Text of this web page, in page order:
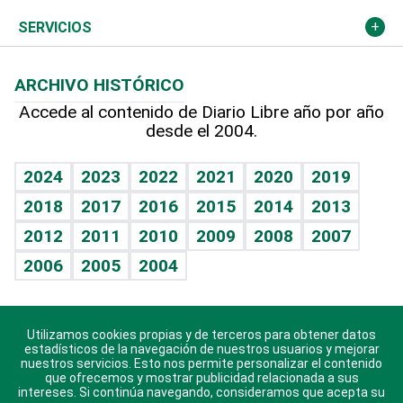
Resto del mundo
Economía personal
Podcast Arte Libre
Hablando con el pediatra
Vida y familia
Eñe
Celebrando la vida
Sin complejos
En pocas palabras
Escuchando al corazón
Economía Personal
Más deportes
Línea de hit
BRV
TBT Deportivo
El Espía
Más firmas
Cambio climático
Opinión
Hecho en casa
Guía del dinero
SERVICIOS
Cumpleaños
Horóscopos
Juegos
ARCHIVO HISTÓRICO
Accede al contenido de Diario Libre año por año
desde el 2004.
2024 2023 2022 2021 2020
2019
2018
2017 2016 2015 2014
2013
2012
2011 2010 2009 2008
2007
2006
2005 2004
Descarga nuestras aplicaciones para Android, iOS y
sistema Huawei.
Utilizamos cookies propias y de terceros para obtener datos
estadísticos de la navegación de nuestros usuarios y mejorar
nuestros servicios. Esto nos permite personalizar el contenido
que ofrecemos y mostrar publicidad relacionada a sus
intereses. Si continúa navegando, consideramos que acepta su